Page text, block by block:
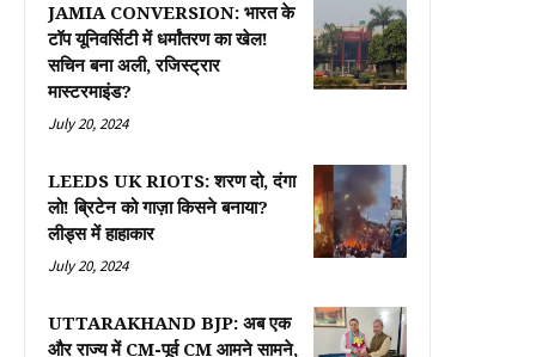
JAMIA CONVERSION: भारत के
टॉप यूनिवर्सिटी में धर्मांतरण का खेल!
सचिन बना अली, रजिस्ट्रार
मास्टरमाइंड?
July 20, 2024
LEEDS UK RIOTS: शरण दो, दंगा
लो! ब्रिटेन को गाज़ा किसने बनाया?
लीड्स में हाहाकार
July 20, 2024
UTTARAKHAND BJP: अब एक
और राज्य में CM-पूर्व CM आमने सामने,